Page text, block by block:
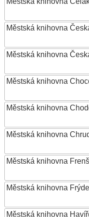
Městská knihovna
Městská knihovna
Městská knihovna
Městská knihovna
Městská knihovna
Městská knihovna
Městská knihovna
Městská knihovna